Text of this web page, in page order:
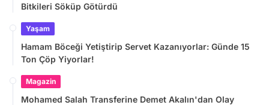
Bitkileri Söküp Götürdü
Yaşam
Hamam Böceği Yetiştirip Servet Kazanıyorlar: Günde 15
Ton Çöp Yiyorlar!
Magazin
Mohamed Salah Transferine Demet Akalın'dan Olay